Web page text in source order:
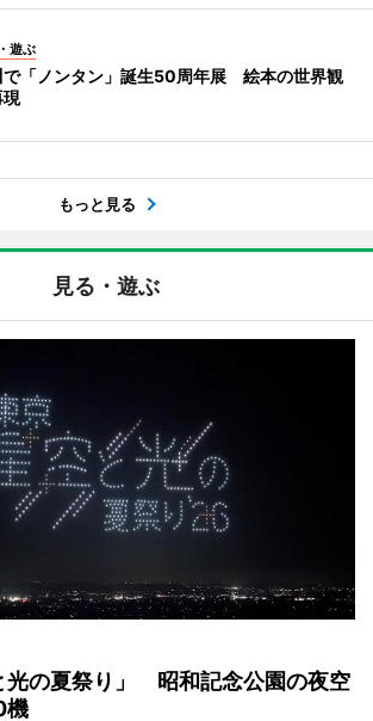
遊ぶ
で「ノンタン」誕生50周年展 絵本の世界観
現
もっと見る
見る・遊ぶ
光の夏祭り」 昭和記念公園の夜空
機